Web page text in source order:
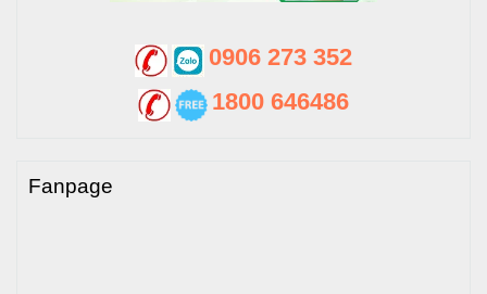
0906 273 352
1800 646486
Fanpage